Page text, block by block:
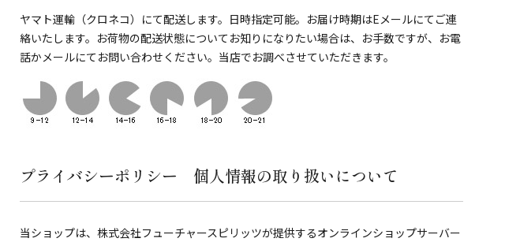
ヤマト運輸（クロネコ）にて配送します。日時指定可能。お届け時期はEメールにてご連
絡いたします。お荷物の配送状態についてお知りになりたい場合は、お手数ですが、お電
話かメールにてお問い合わせください。当店でお調べさせていただきます。
プライバシーポリシー 個人情報の取り扱いについて
当ショップは、株式会社フューチャースピリッツが提供するオンラインショップサーバー